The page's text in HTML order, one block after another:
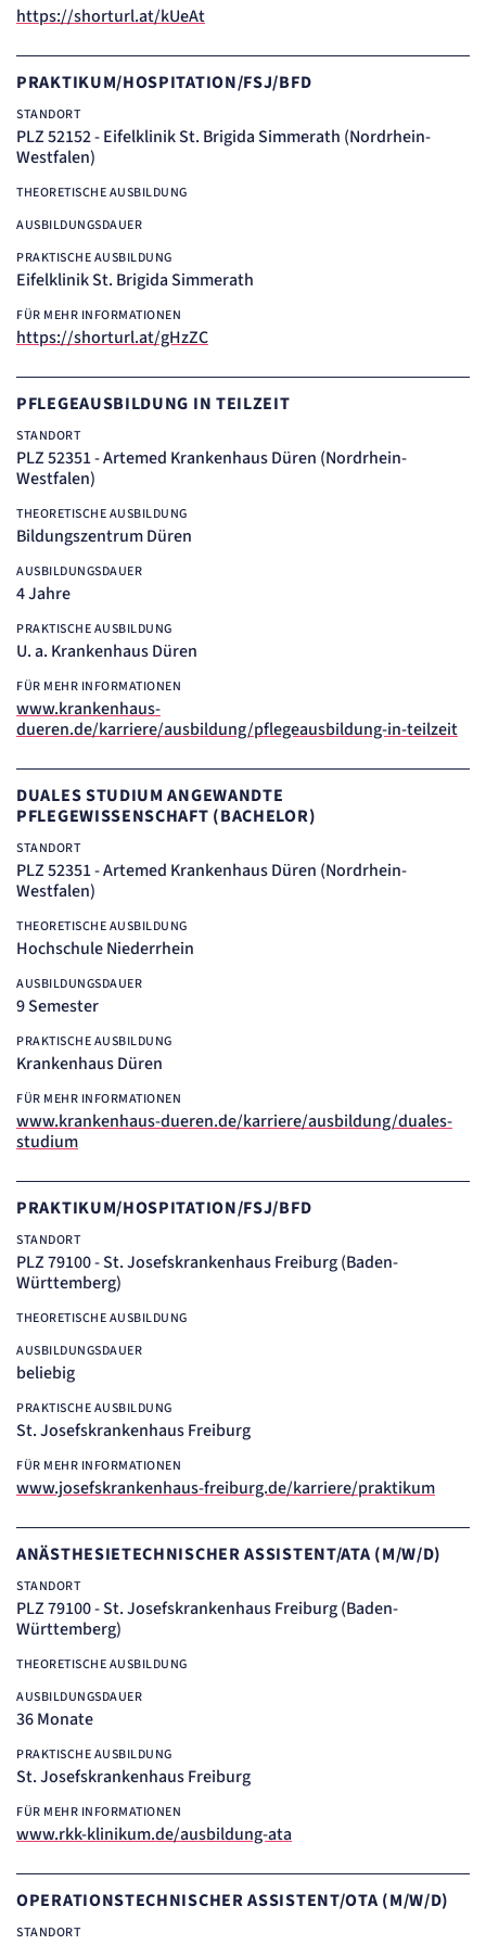
https://shorturl.at/kUeAt
PRAKTIKUM/HOSPITATION/FSJ/BFD
STANDORT
PLZ 52152 - Eifelklinik St. Brigida Simmerath (Nordrhein-
Westfalen)
THEORETISCHE AUSBILDUNG
AUSBILDUNGSDAUER
PRAKTISCHE AUSBILDUNG
Eifelklinik St. Brigida Simmerath
FÜR MEHR INFORMATIONEN
https://shorturl.at/gHzZC
PFLEGEAUSBILDUNG IN TEILZEIT
STANDORT
PLZ 52351 - Artemed Krankenhaus Düren (Nordrhein-
Westfalen)
THEORETISCHE AUSBILDUNG
Bildungszentrum Düren
AUSBILDUNGSDAUER
4 Jahre
PRAKTISCHE AUSBILDUNG
U. a. Krankenhaus Düren
FÜR MEHR INFORMATIONEN
www.krankenhaus-
dueren.de/karriere/ausbildung/pflegeausbildung-in-teilzeit
DUALES STUDIUM ANGEWANDTE
PFLEGEWISSENSCHAFT (BACHELOR)
STANDORT
PLZ 52351 - Artemed Krankenhaus Düren (Nordrhein-
Westfalen)
THEORETISCHE AUSBILDUNG
Hochschule Niederrhein
AUSBILDUNGSDAUER
9 Semester
PRAKTISCHE AUSBILDUNG
Krankenhaus Düren
FÜR MEHR INFORMATIONEN
www.krankenhaus-dueren.de/karriere/ausbildung/duales-
studium
PRAKTIKUM/HOSPITATION/FSJ/BFD
STANDORT
PLZ 79100 - St. Josefskrankenhaus Freiburg (Baden-
Württemberg)
THEORETISCHE AUSBILDUNG
AUSBILDUNGSDAUER
beliebig
PRAKTISCHE AUSBILDUNG
St. Josefskrankenhaus Freiburg
FÜR MEHR INFORMATIONEN
www.josefskrankenhaus-freiburg.de/karriere/praktikum
ANÄSTHESIETECHNISCHER ASSISTENT/ATA (M/W/D)
STANDORT
PLZ 79100 - St. Josefskrankenhaus Freiburg (Baden-
Württemberg)
THEORETISCHE AUSBILDUNG
AUSBILDUNGSDAUER
36 Monate
PRAKTISCHE AUSBILDUNG
St. Josefskrankenhaus Freiburg
FÜR MEHR INFORMATIONEN
www.rkk-klinikum.de/ausbildung-ata
OPERATIONSTECHNISCHER ASSISTENT/OTA (M/W/D)
STANDORT
Einverständnis-Cookie
cookie_consent
Dieser Cookie speichert die ausgewählten Einverständnis-Optionen des Benutzers
Cookie Laufzeit:
1 Jahr
STATISTIK
Statistik Cookies erfassen Informationen
anonym. Diese Informationen helfen uns
zu verstehen, wie unsere Besucher unsere
Website nutzen.
Name:
Anbieter:
etracker GmbH
Zweck:
2 Jahre
etracker Analytics
Name:
et_allow_cookies
etracker GmbH
Zweck:
Es erlaubt eTracker Cookies zu setzen.
etracker Analytics
Name:
isSdEnabled
Anbieter:
Zweck:
Erkennung, ob bei dem Besucher die Scrolltiefe gemessen wird.
24 Std.